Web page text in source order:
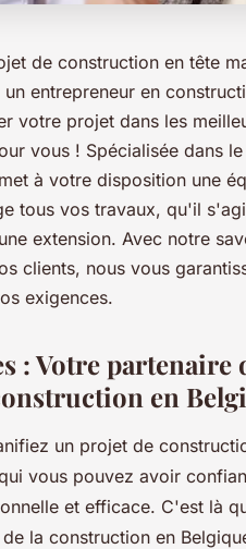
de construction en tête
un entrepreneur en
votre projet dans les
vous ! Spécialisée dans
à votre disposition une
tous vos travaux, qu'il
extension. Avec notre
clients, nous vous
exigences.
: Votre
en
un projet de
vous pouvez avoir
et efficace. C'est là
la construction en